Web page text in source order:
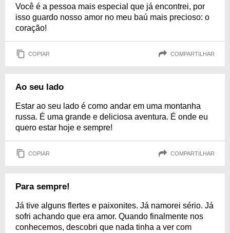
Você é a pessoa mais especial que já encontrei, por
isso guardo nosso amor no meu baú mais precioso: o
coração!
COPIAR COMPARTILHAR
Ao seu lado
Estar ao seu lado é como andar em uma montanha
russa. É uma grande e deliciosa aventura. É onde eu
quero estar hoje e sempre!
COPIAR COMPARTILHAR
Para sempre!
Já tive alguns flertes e paixonites. Já namorei sério. Já
sofri achando que era amor. Quando finalmente nos
conhecemos, descobri que nada tinha a ver com